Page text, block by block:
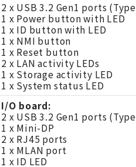
2 x USB 3.2 Gen1 ports
1 x Power button with LED
1 x ID button with LED
1 x NMI button
1 x Reset button
2 x LAN activity LEDs
1 x Storage activity LED
1 x System status LED
I/O board:
2 x USB 3.2 Gen1 ports
1 x Mini-DP
2 x RJ45 ports
1 x MLAN port
1 x ID LED